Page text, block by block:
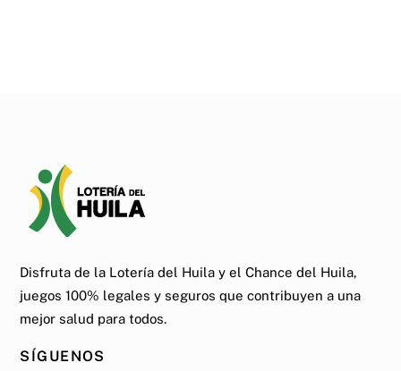
Disfruta de la Lotería del Huila y el Chance del Huila,
juegos 100% legales y seguros que contribuyen a una
mejor salud para todos.
SÍGUENOS